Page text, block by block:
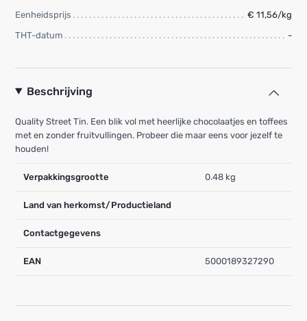
Eenheidsprijs
€ 11,56/kg
THT-datum
-
Beschrijving
Quality Street Tin. Een blik vol met heerlijke chocolaatjes en toffees
met en zonder fruitvullingen. Probeer die maar eens voor jezelf te
houden!
Verpakkingsgrootte 0.48 kg
Land van herkomst/Productieland
Contactgegevens
EAN 5000189327290